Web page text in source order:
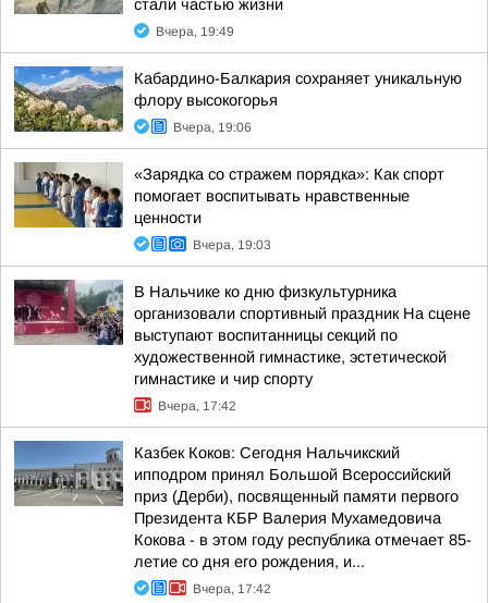
стали частью жизни
Вчера, 19:49
Кабардино-Балкария сохраняет уникальную
флору высокогорья
Вчера, 19:06
«Зарядка со стражем порядка»: Как спорт
помогает воспитывать нравственные
ценности
Вчера, 19:03
В Нальчике ко дню физкультурника
организовали спортивный праздник На сцене
выступают воспитанницы секций по
художественной гимнастике, эстетической
гимнастике и чир спорту
Вчера, 17:42
Казбек Коков: Сегодня Нальчикский
ипподром принял Большой Всероссийский
приз (Дерби), посвященный памяти первого
Президента КБР Валерия Мухамедовича
Кокова - в этом году республика отмечает 85-
летие со дня его рождения, и...
Вчера, 17:42